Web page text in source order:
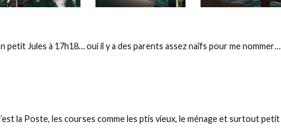
petit Jules à 17h18… oui il y a des parents assez naïfs pour me nommer…
la Poste, les courses comme les ptis vieux, le ménage et surtout petit